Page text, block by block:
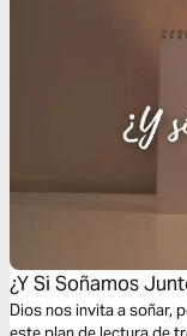
¿Y Si Soñamos
Dios nos invita a soñar,